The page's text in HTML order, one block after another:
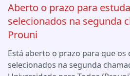
Aberto o prazo para
selecionados na segunda
Prouni
Está aberto o prazo para que os
selecionados na segunda